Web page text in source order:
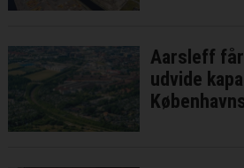
Aarsleff
udvide